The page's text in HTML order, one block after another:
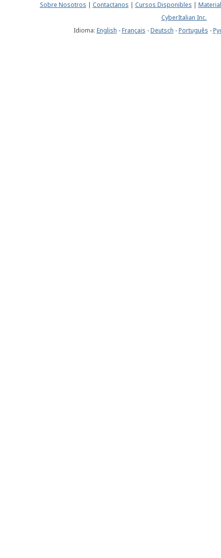
Sobre Nosotros | Contactanos | Cursos Disponibles |
CyberItalian Inc.
Idioma: English -Français -Deutsch -Português -